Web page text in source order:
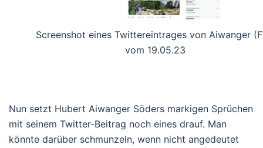
Screenshot eines Twittereintrages von Aiwanger
vom 19.05.23
Nun setzt Hubert Aiwanger Söders markigen Sprüchen
mit seinem Twitter-Beitrag noch eines drauf. Man
könnte darüber schmunzeln, wenn nicht angedeutet